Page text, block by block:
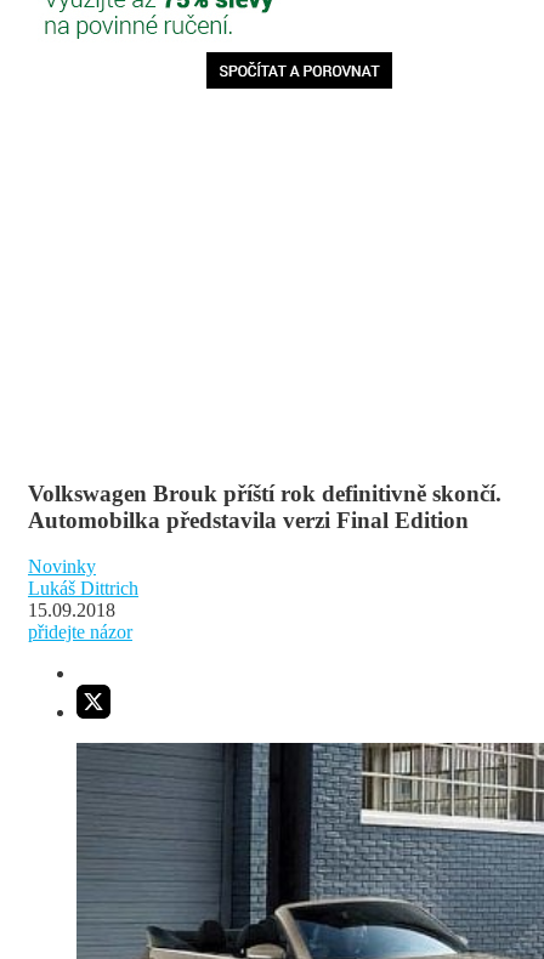
Volkswagen Brouk příští rok definitivně skončí.
Automobilka představila verzi Final Edition
Novinky
Lukáš Dittrich
15.09.2018
přidejte názor